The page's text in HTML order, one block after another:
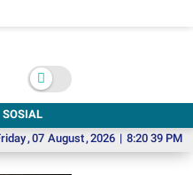
SOSIAL
,07 August,2026 | 8:20 40 PM
Menjelajah Solo Lewat Komik